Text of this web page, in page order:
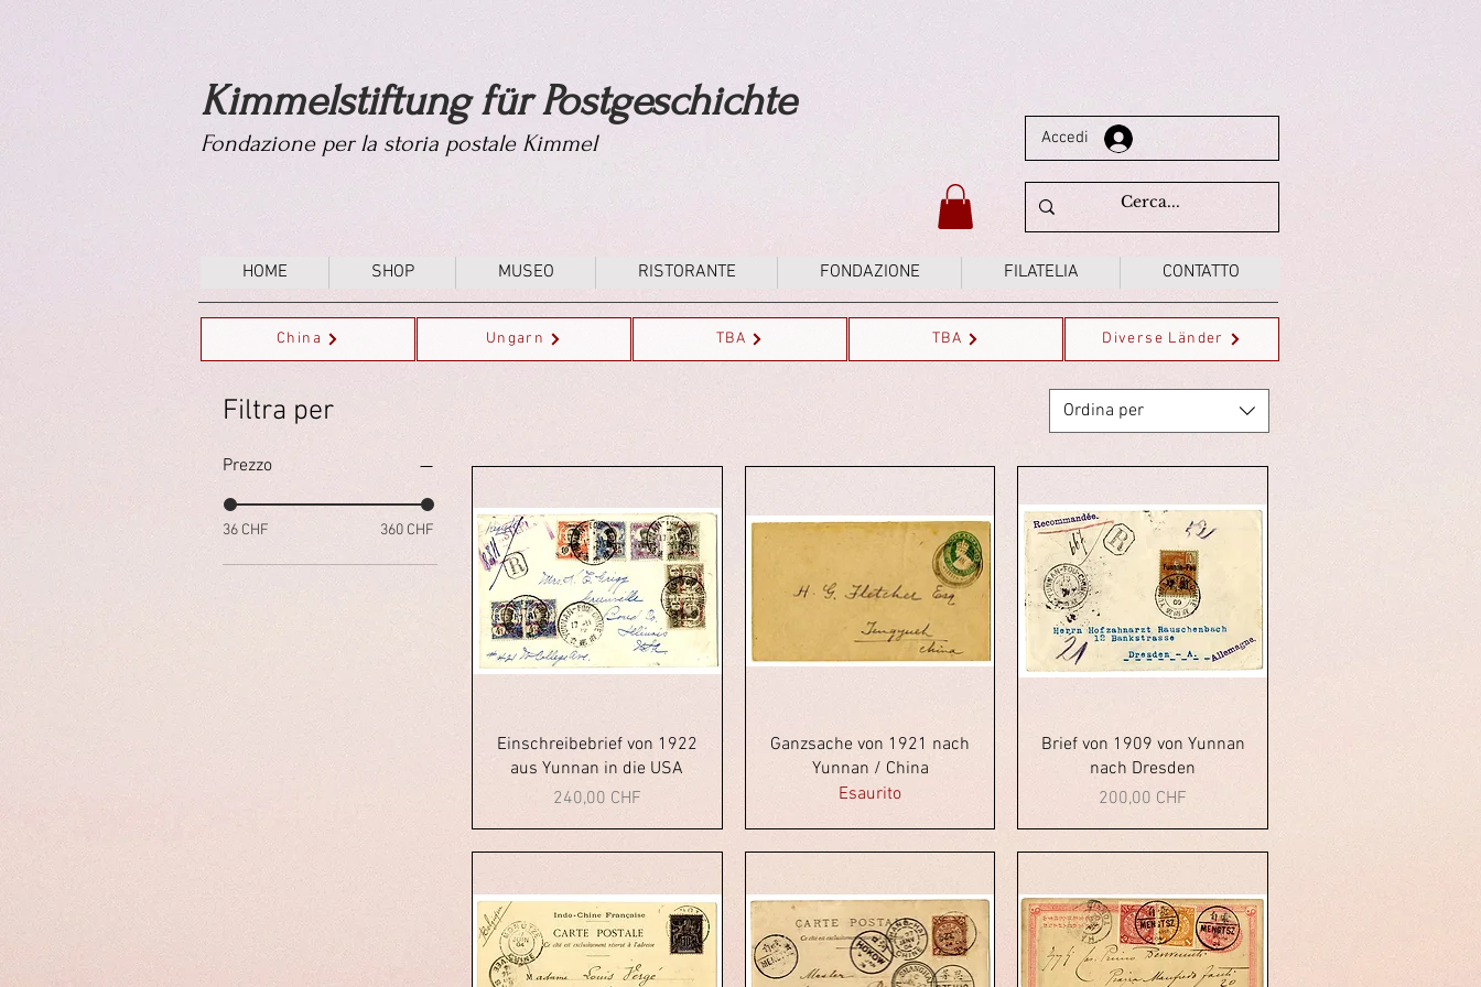
Kimmelstiftung für Postgeschichte
Fondazione per la storia postale Kimmel Accedi
HOME SHOP MUSEO RISTORANTE FONDAZIONE FILATELIA CONTATTO
China Ungarn TBA TBA Diverse Länder
Filtra per
Prezzo
36 CHF 360 CHF
Ordina per
Vista rapida
Einschreibebrief von 1922
aus Yunnan in die USA
Prezzo
240,00 CHF
Vista rapida
Ganzsache von 1921 nach
Yunnan / China
Esaurito
Vista rapida
Brief von 1909 von Yunnan
nach Dresden
Prezzo
200,00 CHF